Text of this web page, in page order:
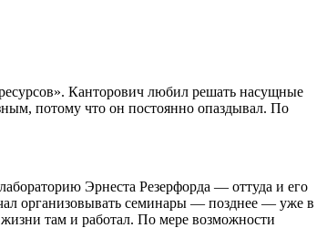
Канторович любил решать насущные
потому что он постоянно опаздывал. По
Эрнеста Резерфорда — оттуда и его
организовывать семинары — позднее — уже в
там и работал. По мере возможности